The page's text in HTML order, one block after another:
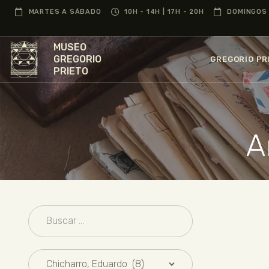
MARTES A SÁBADO 10H - 14H | 17H - 20H
MUSEO
GREGORIO
PRIETO
GREGORIO